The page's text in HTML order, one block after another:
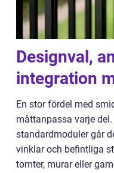
Designval,
integration
En stor fördel med
måttanpassa varje
standardmoduler går
vinklar och befintliga
tomter, murar eller